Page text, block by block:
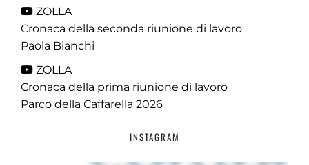
ZOLLA
Cronaca della seconda riunione di lavoro
Paola Bianchi
ZOLLA
Cronaca della prima riunione di lavoro
Parco della Caffarella 2026
INSTAGRAM